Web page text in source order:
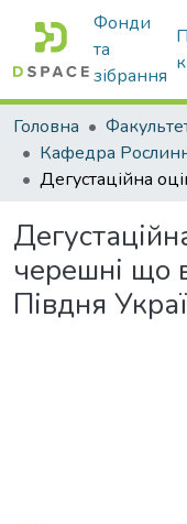
Фонди
та
зібрання
Головна
черешні що
Півдня